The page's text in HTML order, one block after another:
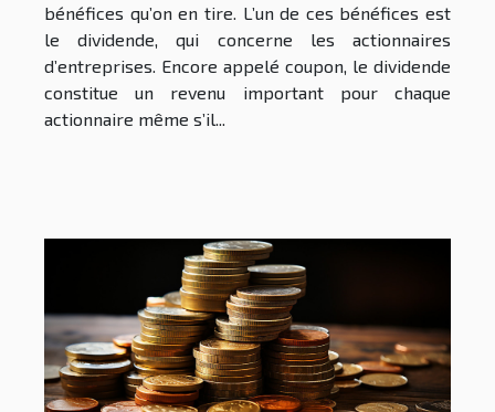
bénéfices qu’on en tire. L’un de ces bénéfices est
le dividende, qui concerne les actionnaires
d’entreprises. Encore appelé coupon, le dividende
constitue un revenu important pour chaque
actionnaire même s’il...